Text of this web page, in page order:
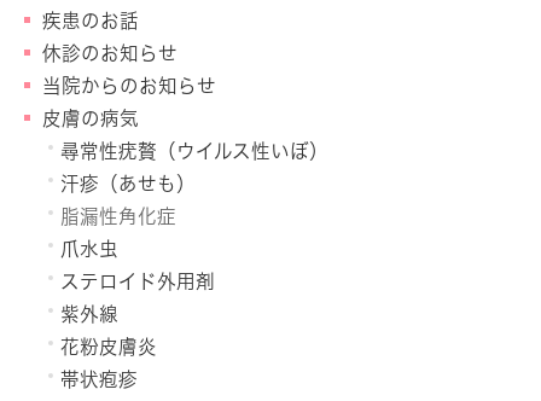
疾患のお話
休診のお知らせ
当院からのお知らせ
皮膚の病気
尋常性疣贅（ウイルス性いぼ）
汗疹（あせも）
脂漏性角化症
爪水虫
ステロイド外用剤
紫外線
花粉皮膚炎
帯状疱疹